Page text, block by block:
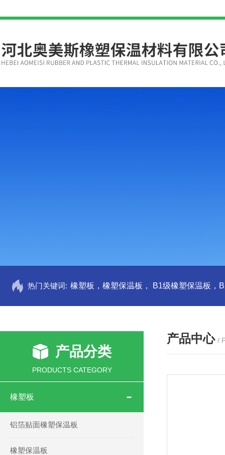
热门关键词:
产品分类
PRODUCTS CATEGORY
橡塑板
铝箔贴面橡塑保温板
橡塑保温板
产品中心 /